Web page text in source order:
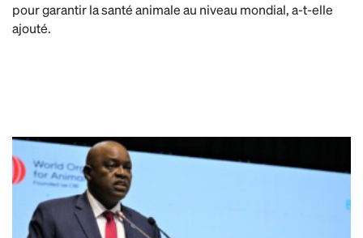
pour garantir la santé animale au niveau mondial, a-t-elle
ajouté.